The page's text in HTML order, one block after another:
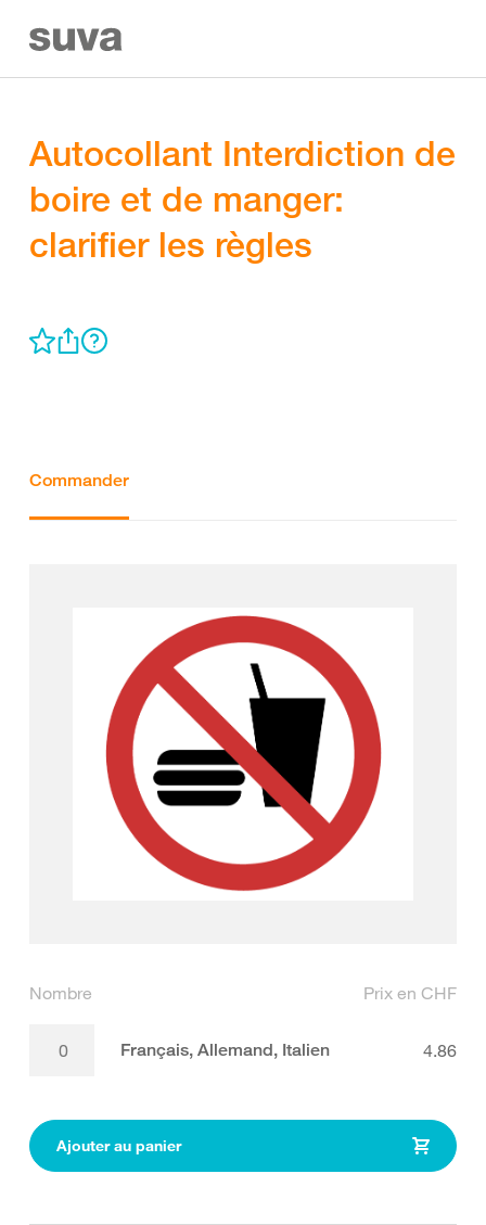
Autocollant Interdiction de
boire et de manger:
clarifier les règles
Commander
Nombre Prix en CHF
Français, Allemand, Italien 4.86
Ajouter au panier